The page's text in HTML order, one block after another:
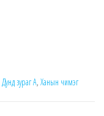
Дунд зураг А, Ханын чимэг